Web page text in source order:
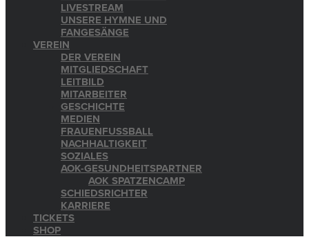
LIVESTREAM
UNSERE HYMNE UND
FANGESÄNGE
VEREIN
DER VEREIN
MITGLIEDSCHAFT
LEITBILD
MITARBEITER
GESCHICHTE
MEDIEN
FRAUENFUSSBALL
NACHHALTIGKEIT
SOZIALES
AOK-GESUNDHEITSPARTNER
AOK SPATZENCAMP
SCHIEDSRICHTER
KARRIERE
TICKETS
SHOP